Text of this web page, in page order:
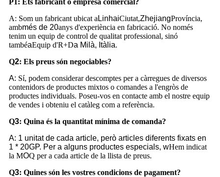
A: Som un fabricant ubicat a LinhaiCiutat,ZhejiangProvíncia,
ambmés de 20anys d'experiència en fabricació. No només
tenim un equip de control de qualitat professional, sinó
tambéaEquip d'R+Da Milà, Itàlia.
Q2: Els preus són negociables?
A: Sí, podem considerar descomptes per a càrregues de diversos
contenidors de productes mixtos o comandes a l'engròs de
productes individuals. Poseu-vos en contacte amb el nostre equip
de vendes i obteniu el catàleg com a referència.
Q3: Quina és la quantitat mínima de comanda?
A: 1 unitat de cada article, però articles diferents fixats en
1 * 20GP. Per a alguns productes especials, wHem indicat
la MOQ per a cada article de la llista de preus.
Q3: Quines són les vostres condicions de pagament?